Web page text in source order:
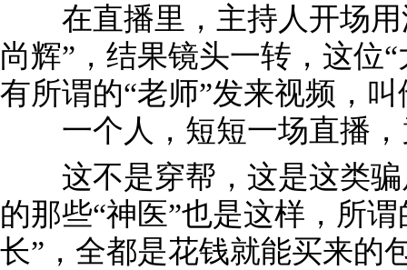
在直播里，主持人开场用
尚辉”，结果镜头一转，这位
有所谓的“老师”发来视频，叫
一个人，短短一场直播，
这不是穿帮，这是这类骗
的那些“神医”也是这样，所
长”，全都是花钱就能买来的